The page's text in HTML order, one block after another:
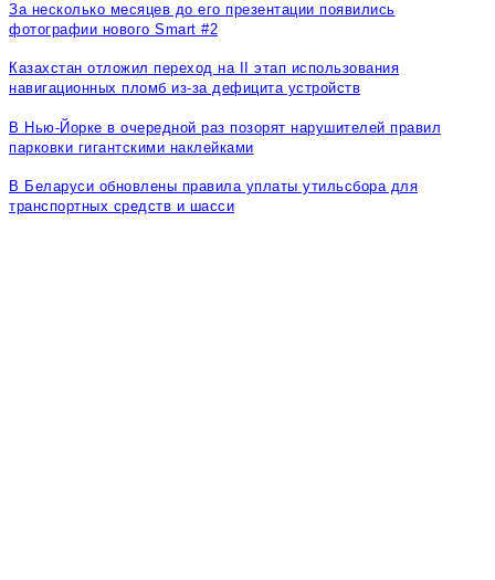
За несколько месяцев до его презентации появились
фотографии нового Smart #2
Казахстан отложил переход на II этап использования
навигационных пломб из-за дефицита устройств
В Нью-Йорке в очередной раз позорят нарушителей правил
парковки гигантскими наклейками
В Беларуси обновлены правила уплаты утильсбора для
транспортных средств и шасси